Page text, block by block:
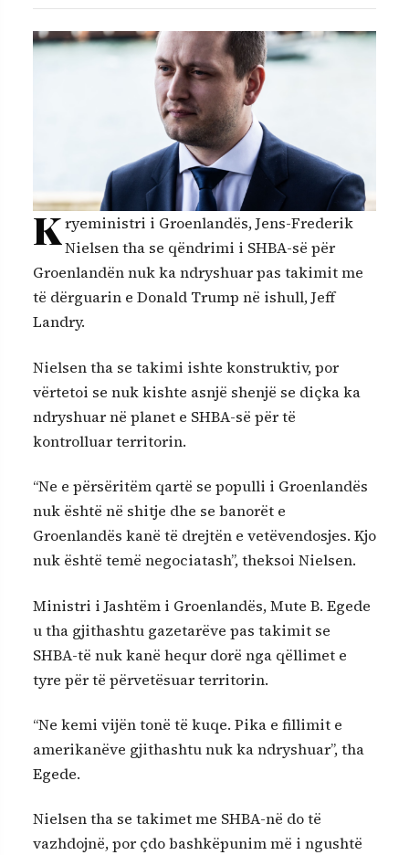
Kryeministri i Groenlandës, Jens-Frederik
Nielsen tha se qëndrimi i SHBA-së për
Groenlandën nuk ka ndryshuar pas takimit me
të dërguarin e Donald Trump në ishull, Jeff
Landry.
Nielsen tha se takimi ishte konstruktiv, por
vërtetoi se nuk kishte asnjë shenjë se diçka ka
ndryshuar në planet e SHBA-së për të
kontrolluar territorin.
“Ne e përsëritëm qartë se populli i Groenlandës
nuk është në shitje dhe se banorët e
Groenlandës kanë të drejtën e vetëvendosjes. Kjo
nuk është temë negociatash”, theksoi Nielsen.
Ministri i Jashtëm i Groenlandës, Mute B. Egede
u tha gjithashtu gazetarëve pas takimit se
SHBA-të nuk kanë hequr dorë nga qëllimet e
tyre për të përvetësuar territorin.
“Ne kemi vijën tonë të kuqe. Pika e fillimit e
amerikanëve gjithashtu nuk ka ndryshuar”, tha
Egede.
Nielsen tha se takimet me SHBA-në do të
vazhdojnë, por çdo bashkëpunim më i ngushtë